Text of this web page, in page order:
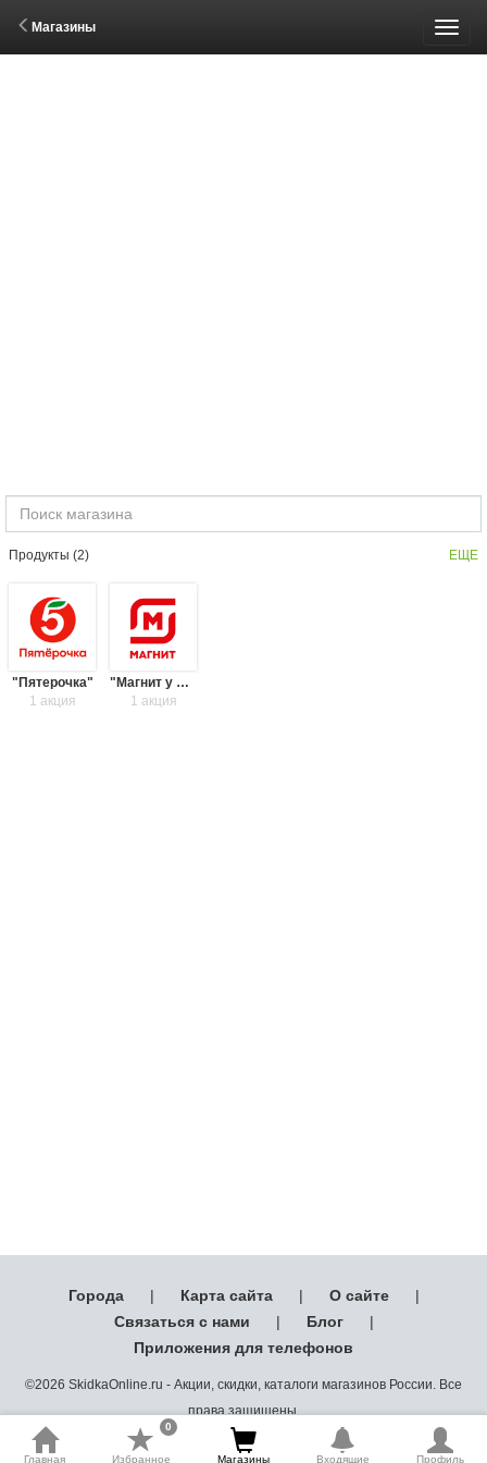
Магазины
Продукты (2) ЕЩЕ
"Пятерочка"
1 акция
"Магнит у дома"
1 акция
Города | Карта сайта | О сайте
|
Связаться с нами
| Блог
|
Приложения для телефонов
©2026 SkidkaOnline.ru - Акции, скидки, каталоги магазинов России. Все
права защищены.
Главная Избранное
0
Магазины Входящие Профиль